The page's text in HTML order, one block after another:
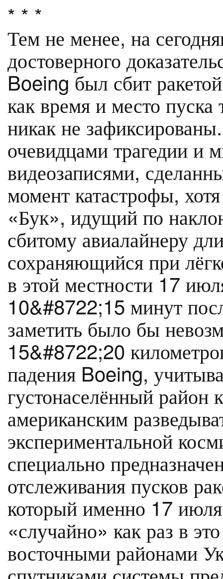
* * *
Тем не менее, на
достоверного
Boeing был сбит
как время и место
никак не
очевидцами трагедии и
видеозаписями,
момент катастрофы,
«Бук», идущий по
сбитому авиалайнеру
сохраняющийся при
в этой местности 17
10&#8722;15 минут
заметить было бы
15&#8722;20
падения Boeing,
густонаселённый район
американским
экспериментальной
специально
отслеживания пусков
который именно 17
«случайно» как раз в
восточными районами